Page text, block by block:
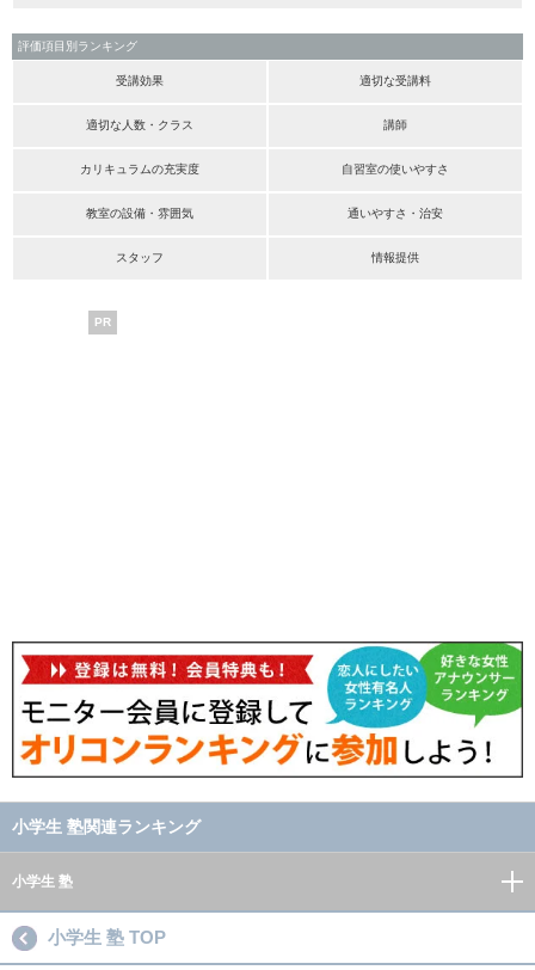
評価項目別ランキング
受講効果 適切な受講料
適切な人数・クラス 講師
カリキュラムの充実度 自習室の使いやすさ
教室の設備・雰囲気 通いやすさ・治安
スタッフ 情報提供
PR
小学生 塾関連ランキング
小学生 塾
小学生 塾 TOP